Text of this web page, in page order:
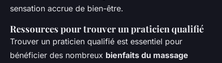
sensation accrue de bien-être.
Ressources pour trouver un praticien qualifié
Trouver un praticien qualifié est essentiel pour
bénéficier des nombreux bienfaits du massage